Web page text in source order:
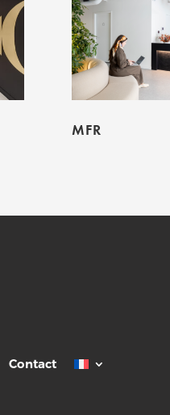
MFR
Contact